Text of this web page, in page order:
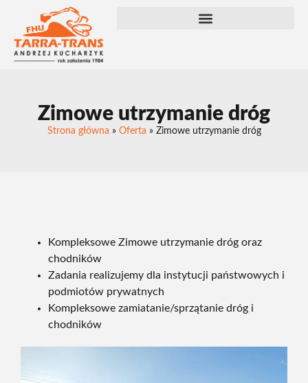
Zimowe utrzymanie dróg
Strona główna » Oferta » Zimowe utrzymanie dróg
Kompleksowe Zimowe utrzymanie dróg oraz
chodników
Zadania realizujemy dla instytucji państwowych i
podmiotów prywatnych
Kompleksowe zamiatanie/sprzątanie dróg i
chodników